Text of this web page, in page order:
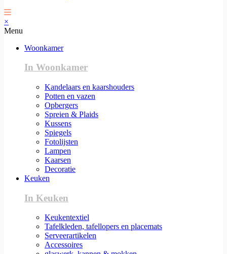
×
Menu
Woonkamer
In Woonkamer
Kandelaars en kaarshouders
Potten en vazen
Opbergers
Spreien & Plaids
Kussens
Spiegels
Fotolijsten
Lampen
Kaarsen
Decoratie
Keuken
In Keuken
Keukentextiel
Tafelkleden, tafellopers en placemats
Serveerartikelen
Accessoires